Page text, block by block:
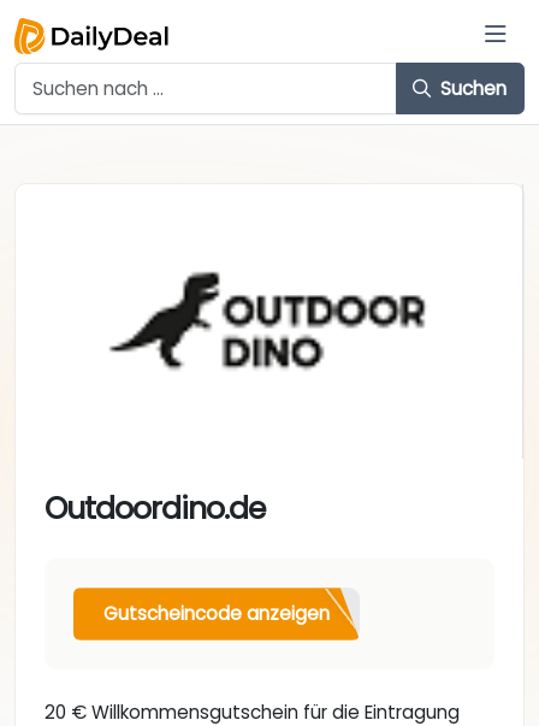
Suchen
Outdoordino.de
Gutscheincode anzeigen
20 € Willkommensgutschein für die Eintragung